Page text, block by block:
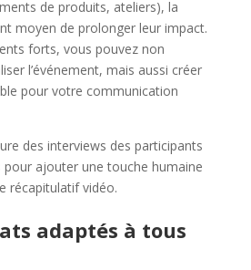
de produits, ateliers), la
moyen de prolonger leur impact.
forts, vous pouvez non
l’événement, mais aussi créer
pour votre communication
des interviews des participants
pour ajouter une touche humaine
récapitulatif vidéo.
adaptés à tous